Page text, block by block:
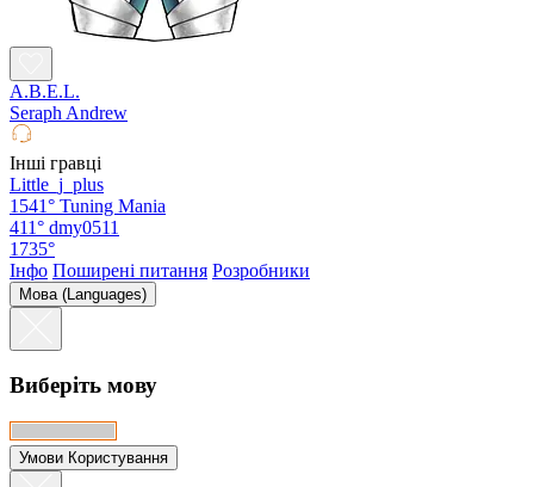
A.B.E.L.
Seraph Andrew
Інші гравці
Little_j_plus
1541° Tuning Mania
411° dmy0511
1735°
Інфо Поширені питання Розробники
Мова (Languages)
Виберіть мову
Умови Користування